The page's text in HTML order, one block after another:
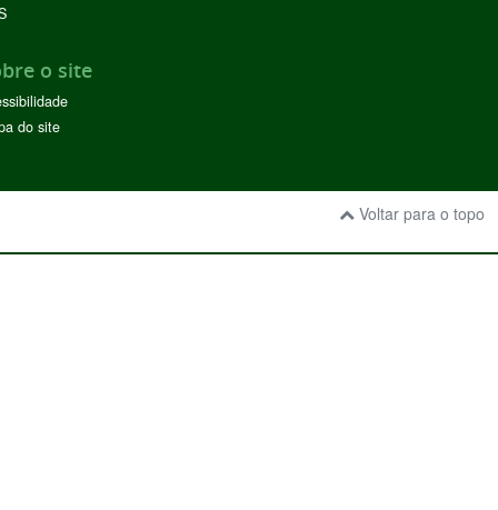
o site
do site
Voltar para o topo